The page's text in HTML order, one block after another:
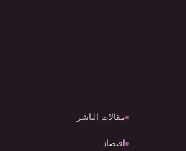
مقالات الناشر
اقتصاد